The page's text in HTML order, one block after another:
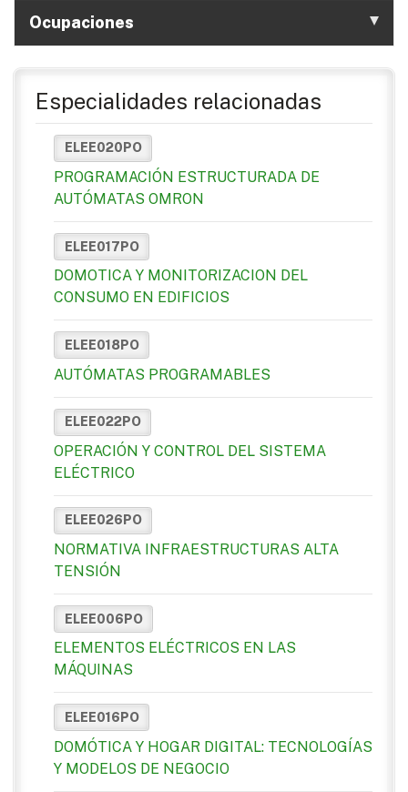
Ocupaciones
Especialidades relacionadas
ELEE020PO
PROGRAMACIÓN ESTRUCTURADA DE
AUTÓMATAS OMRON
ELEE017PO
DOMOTICA Y MONITORIZACION DEL
CONSUMO EN EDIFICIOS
ELEE018PO
AUTÓMATAS PROGRAMABLES
ELEE022PO
OPERACIÓN Y CONTROL DEL SISTEMA
ELÉCTRICO
ELEE026PO
NORMATIVA INFRAESTRUCTURAS ALTA
TENSIÓN
ELEE006PO
ELEMENTOS ELÉCTRICOS EN LAS
MÁQUINAS
ELEE016PO
DOMÓTICA Y HOGAR DIGITAL: TECNOLOGÍAS
Y MODELOS DE NEGOCIO